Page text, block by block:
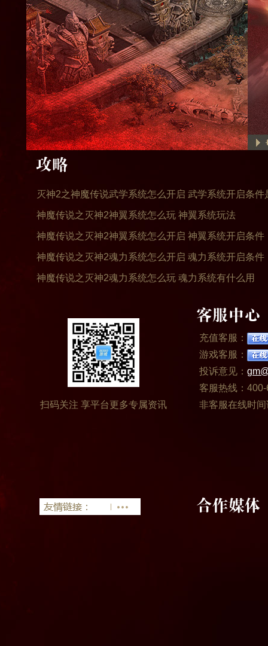
灭神2之神魔传说武学系统怎么开启 武学系统开启条件
神魔传说之灭神2神翼系统怎么玩 神翼系统玩法
神魔传说之灭神2神翼系统怎么开启 神翼系统开启条件
神魔传说之灭神2魂力系统怎么开启 魂力系统开启条件
神魔传说之灭神2魂力系统怎么玩 魂力系统有什么用
扫码关注 享平台更多专属资讯
充值客服：
游戏客服：
投诉意见：
客服热线：
非客服在线时